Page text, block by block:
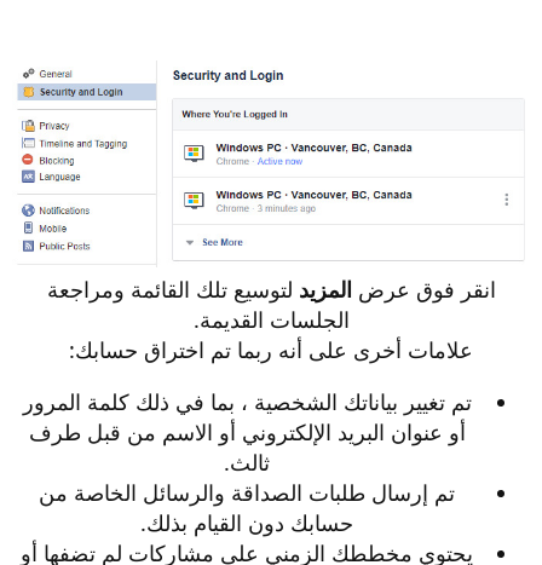
انقر فوق عرض المزيد لتوسيع تلك القائمة ومراجعة
الجلسات القديمة.
علامات أخرى على أنه ربما تم اختراق حسابك:
تم تغيير بياناتك الشخصية ، بما في ذلك كلمة المرور
أو عنوان البريد الإلكتروني أو الاسم من قبل طرف
ثالث.
تم إرسال طلبات الصداقة والرسائل الخاصة من
حسابك دون القيام بذلك.
يحتوي مخططك الزمني على مشاركات لم تضفها أو